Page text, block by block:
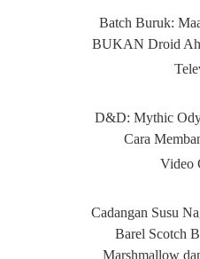
Batch Buruk:
BUKAN Droid
D&D: Mythic
Cara
Video
Cadangan Susu
Barel Scotch
Marshmallow